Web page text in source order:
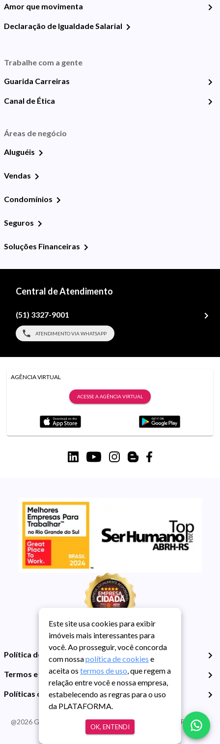
Amor que movimenta
Declaração de Igualdade Salarial
Trabalhe com a gente
Guarida Carreiras
Canal de Ética
Áreas de negócio
Aluguéis
Vendas
Condomínios
Seguros
Soluções Financeiras
Central de Atendimento
(51) 3327-9001
ATENDIMENTO VIA WHATSAPP
AGÊNCIA VIRTUAL
ACESSE A AGÊNCIA VIRTUAL
Política de Privacidade
Termos e Condições de Uso
Políticas de Cookies
@2026Guarida Imóvel. Todos os direitos reservados. CRECI RS -
413J | CNPJ Guarida: 89.398.606/0001-30
Este site usa cookies para exibir
imóveis mais interessantes para
você. Ao prosseguir, você concorda
com nossapolítica de cookies e
aceita os termos de uso, que regem a
relação entre você e nossa empresa,
estabelecendo as regras para o uso
da PLATAFORMA.
OK, ENTENDI